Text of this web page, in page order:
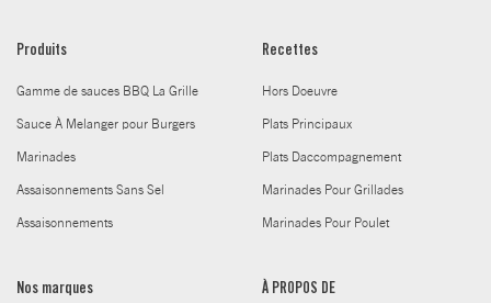
Produits
Gamme de sauces BBQ La Grille
Sauce À Melanger pour Burgers
Marinades
Assaisonnements Sans Sel
Assaisonnements
Recettes
Hors Doeuvre
Plats Principaux
Plats Daccompagnement
Marinades Pour Grillades
Marinades Pour Poulet
Nos marques À PROPOS DE